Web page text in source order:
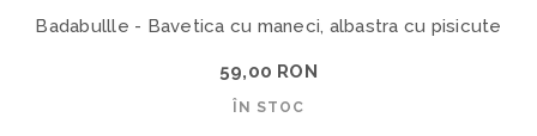
Badabullle - Bavetica cu maneci, albastra cu pisicute
59,00 RON
ÎN STOC